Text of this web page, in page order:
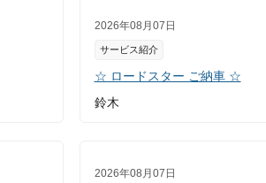
2026年08月07日
サービス紹介
☆ ロードスター ご納車 ☆
鈴木
2026年08月07日